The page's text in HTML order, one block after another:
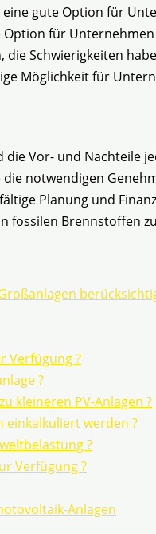
gute Option für
Option für
die Schwierigkeiten
Möglichkeit für
Vor- und Nachteile
notwendigen
Planung und
fossilen Brennstoffen
Verfügung ?
?
kleineren PV-Anlagen ?
einkalkuliert werden ?
?
Verfügung ?
Anlagen